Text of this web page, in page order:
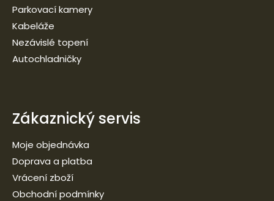
Parkovací kamery
Kabeláže
Nezávislé topení
Autochladničky
Zákaznický servis
Moje objednávka
Doprava a platba
Vrácení zboží
Obchodní podmínky